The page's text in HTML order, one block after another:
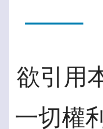
欲引用
一切權